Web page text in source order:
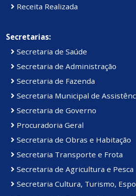
Receita Realizada
Secretarias:
Secretaria de Saúde
Secretaria de Administração
Secretaria de Fazenda
Secretaria Municipal de
Secretaria de Governo
Procuradoria Geral
Secretaria de Obras e Habitação
Secretaria Transporte e Frota
Secretaria de Agricultura e Pesca
Secretaria Cultura, Turismo,